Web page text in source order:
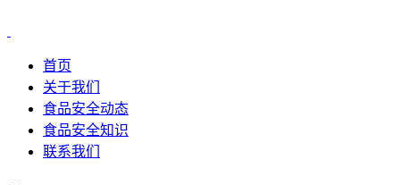
首页
关于我们
食品安全动态
食品安全知识
联系我们